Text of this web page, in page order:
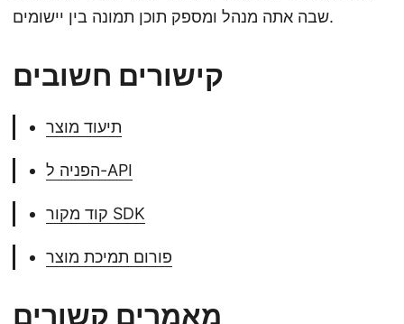
שבה אתה מנהל ומספק תוכן תמונה בין יישומים.
קישורים חשובים
תיעוד מוצר
הפניה ל-API
קוד מקור SDK
פורום תמיכת מוצר
מאמרים קשורים